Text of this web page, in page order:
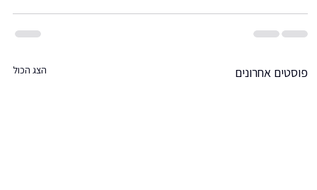
פוסטים אחרונים הצג הכול